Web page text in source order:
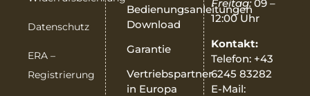
Datenschutz
ERA –
Registrierung
Bedienungsanleitungen
Download
Garantie
Vertriebspartner
in Europa
Freitag:09 –
12:00 Uhr
Kontakt:
Telefon: +43
6245 83282
E-Mail: